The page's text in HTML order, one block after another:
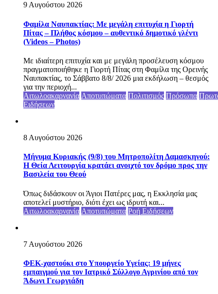
9 Αυγούστου 2026
Φαμίλα Ναυπακτίας: Με μεγάλη επιτυχία η Γιορτή
Πίτας – Πλήθος κόσμου – αυθεντικό δημοτικό γλέντι
(Videos – Photos)
Με ιδιαίτερη επιτυχία και με μεγάλη προσέλευση κόσμου
πραγματοποιήθηκε η Γιορτή Πίτας στη Φαμίλα της Ορεινής
Ναυπακτίας, το Σάββατο 8/8/ 2026 μια εκδήλωση – θεσμός
για την περιοχή...
Αιτωλοακαρνανία Αποτυπώματα Πολιτισμός Πρόσωπα
Ειδήσεων
8 Αυγούστου 2026
Μήνυμα Κυριακής (9/8) του Μητροπολίτη Δαμασκηνού:
Η Θεία Λειτουργία κρατάει ανοιχτό τον δρόμο προς την
Βασιλεία του Θεού
Όπως διδάσκουν οι Άγιοι Πατέρες μας, η Εκκλησία μας
αποτελεί μυστήριο, διότι έχει ως ιδρυτή και...
Αιτωλοακαρνανία Αποτυπώματα Ροή Ειδήσεων
7 Αυγούστου 2026
ΦΕΚ-χαστούκι στο Υπουργείο Υγείας: 19 μήνες
εμπαιγμού για τον Ιατρικό Σύλλογο Αγρινίου από τον
Άδωνι Γεωργιάδη